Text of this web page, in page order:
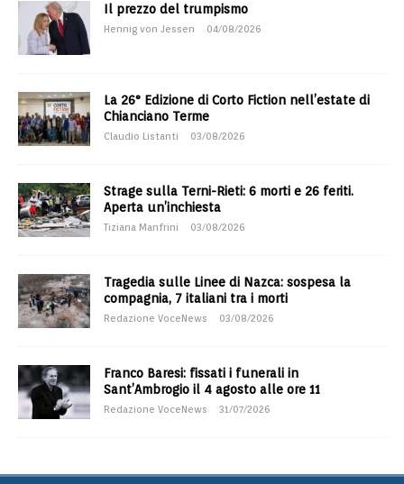
Il prezzo del trumpismo
Hennig von Jessen 04/08/2026
La 26° Edizione di Corto Fiction nell’estate di
Chianciano Terme
Claudio Listanti 03/08/2026
Strage sulla Terni-Rieti: 6 morti e 26 feriti.
Aperta un’inchiesta
Tiziana Manfrini 03/08/2026
Tragedia sulle Linee di Nazca: sospesa la
compagnia, 7 italiani tra i morti
Redazione VoceNews 03/08/2026
Franco Baresi: fissati i funerali in
Sant’Ambrogio il 4 agosto alle ore 11
Redazione VoceNews 31/07/2026